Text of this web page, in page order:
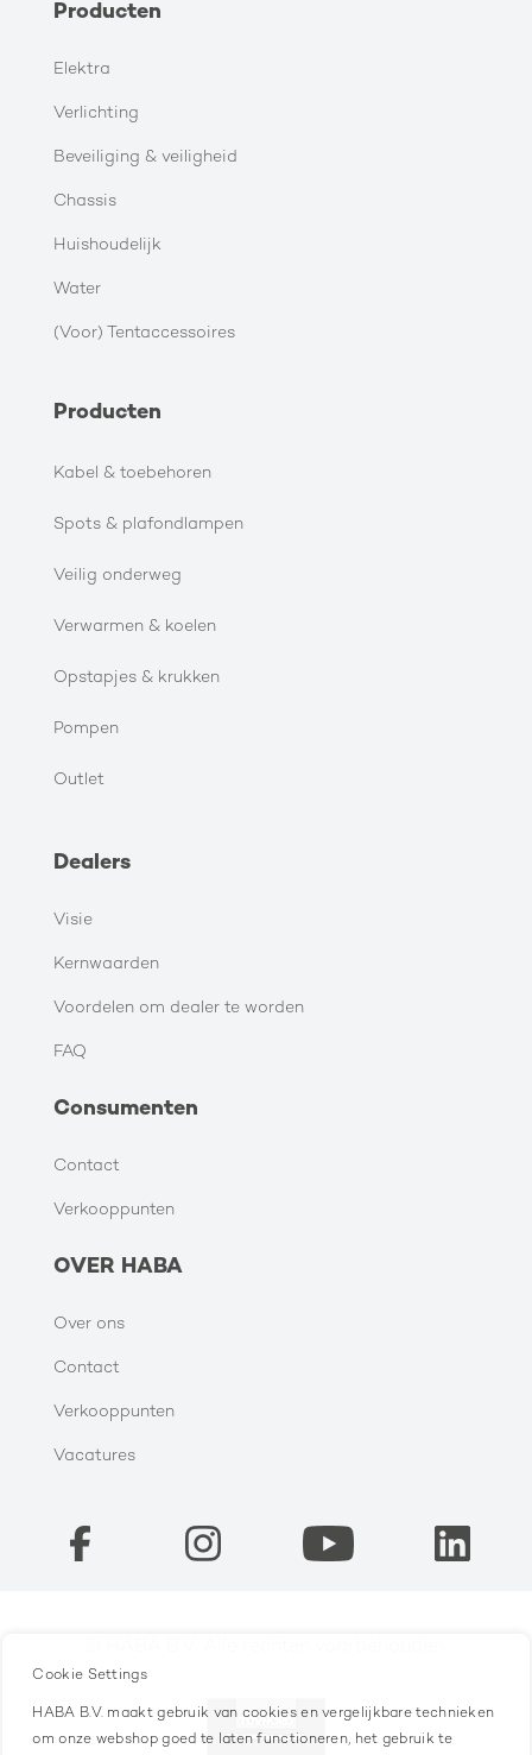
Producten
Elektra
Verlichting
Beveiliging & veiligheid
Chassis
Huishoudelijk
Water
(Voor) Tentaccessoires
Producten
Kabel & toebehoren
Spots & plafondlampen
Veilig onderweg
Verwarmen & koelen
Opstapjes & krukken
Pompen
Outlet
Dealers
Visie
Kernwaarden
Voordelen om dealer te worden
FAQ
Consumenten
Contact
Verkooppunten
OVER HABA
Over ons
Contact
Verkooppunten
Vacatures
Cookie Settings
HABA B.V. maakt gebruik van cookies en vergelijkbare technieken
om onze webshop goed te laten functioneren, het gebruik te